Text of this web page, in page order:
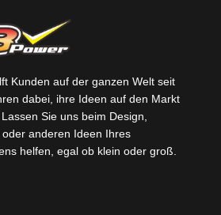
Kunden auf der ganzen Welt seit
dabei, ihre Ideen auf den Markt
Sie uns beim Design,
oder anderen Ideen Ihres
helfen, egal ob klein oder groß.